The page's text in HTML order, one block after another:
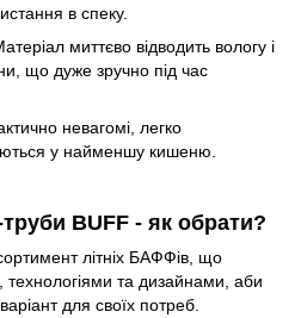
в спеку.
миттєво відводить вологу і
що дуже зручно під час
невагомі, легко
у найменшу кишеню.
BUFF - як обрати?
літніх БАФФів, що
технологіями та дизайнами, аби
для своїх потреб.